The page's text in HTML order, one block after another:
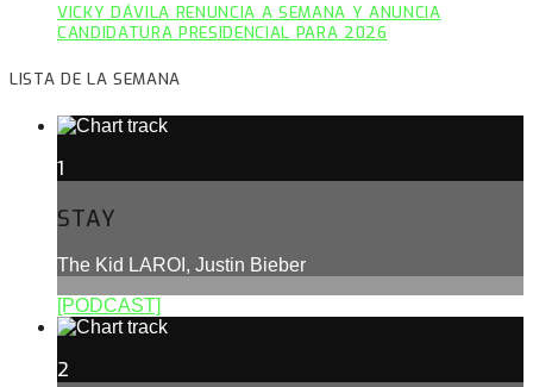
VICKY DÁVILA RENUNCIA A SEMANA Y ANUNCIA
CANDIDATURA PRESIDENCIAL PARA 2026
LISTA DE LA SEMANA
1
STAY
The Kid LAROI, Justin Bieber
[PODCAST]
2